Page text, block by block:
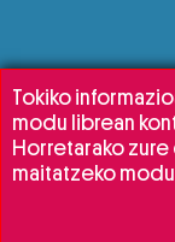
Tokiko
modu librean
Horretarako
maitatzeko